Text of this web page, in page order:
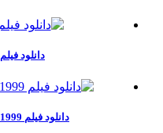
دانلود فیلم Furioza 2021 خشمگین
دانلود فیلم Fight Club 1999 باشگاه مشت زنی